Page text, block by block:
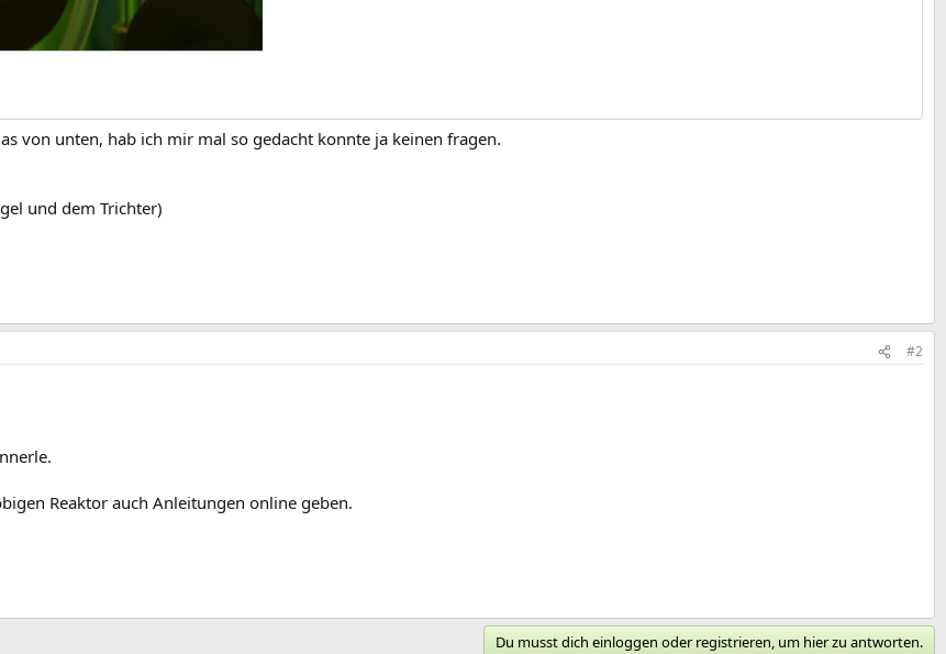
von unten, hab ich mir mal so gedacht konnte ja keinen fragen.
und dem Trichter)
#2
Reaktor auch Anleitungen online geben.
Du musst dich einloggen oder registrieren, um hier zu antworten.